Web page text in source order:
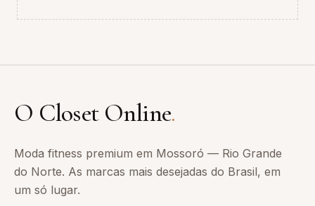
O Closet Online.
Moda fitness premium em Mossoró — Rio Grande
do Norte. As marcas mais desejadas do Brasil, em
um só lugar.